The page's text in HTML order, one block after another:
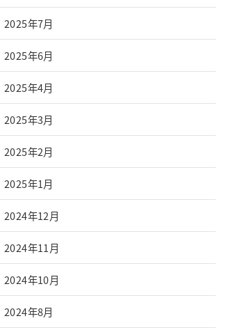
2025年7月
2025年6月
2025年4月
2025年3月
2025年2月
2025年1月
2024年12月
2024年11月
2024年10月
2024年8月